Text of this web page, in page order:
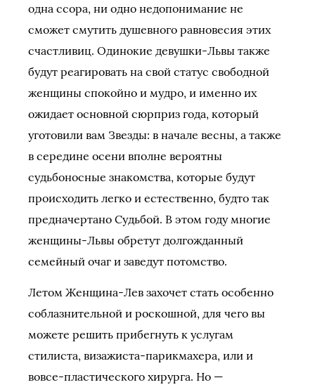
одна ссора, ни одно недопонимание не
сможет смутить душевного равновесия этих
счастливиц. Одинокие девушки-Львы также
будут реагировать на свой статус свободной
женщины спокойно и мудро, и именно их
ожидает основной сюрприз года, который
уготовили вам Звезды: в начале весны, а также
в середине осени вполне вероятны
судьбоносные знакомства, которые будут
происходить легко и естественно, будто так
предначертано Судьбой. В этом году многие
женщины-Львы обретут долгожданный
семейный очаг и заведут потомство.
Летом Женщина-Лев захочет стать особенно
соблазнительной и роскошной, для чего вы
можете решить прибегнуть к услугам
стилиста, визажиста-парикмахера, или и
вовсе-пластического хирурга. Но —